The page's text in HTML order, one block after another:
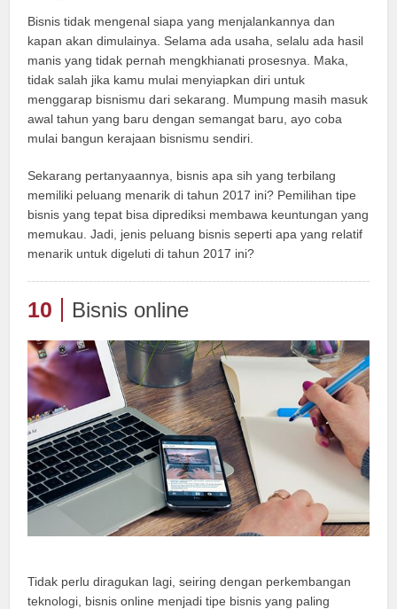
Bisnis tidak mengenal siapa yang menjalankannya dan
kapan akan dimulainya. Selama ada usaha, selalu ada hasil
manis yang tidak pernah mengkhianati prosesnya. Maka,
tidak salah jika kamu mulai menyiapkan diri untuk
menggarap bisnismu dari sekarang. Mumpung masih masuk
awal tahun yang baru dengan semangat baru, ayo coba
mulai bangun kerajaan bisnismu sendiri.
Sekarang pertanyaannya, bisnis apa sih yang terbilang
memiliki peluang menarik di tahun 2017 ini? Pemilihan tipe
bisnis yang tepat bisa diprediksi membawa keuntungan yang
memukau. Jadi, jenis peluang bisnis seperti apa yang relatif
menarik untuk digeluti di tahun 2017 ini?
10 Bisnis online
Tidak perlu diragukan lagi, seiring dengan perkembangan
teknologi, bisnis online menjadi tipe bisnis yang paling